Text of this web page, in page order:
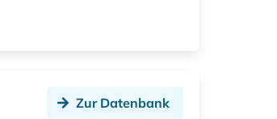
Zur Datenbank